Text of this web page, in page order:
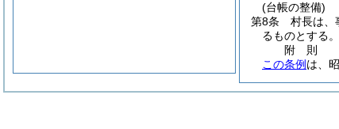
(台帳の整備)
第8条
村長は、
るものとする。
附 則
この条例 は、